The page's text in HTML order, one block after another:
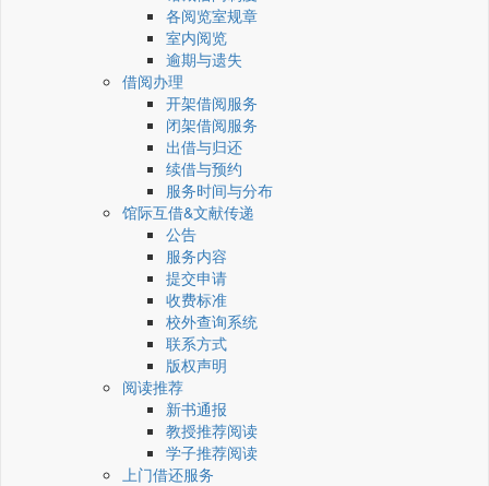
各阅览室规章
室内阅览
逾期与遗失
借阅办理
开架借阅服务
闭架借阅服务
出借与归还
续借与预约
服务时间与分布
馆际互借&文献传递
公告
服务内容
提交申请
收费标准
校外查询系统
联系方式
版权声明
阅读推荐
新书通报
教授推荐阅读
学子推荐阅读
上门借还服务